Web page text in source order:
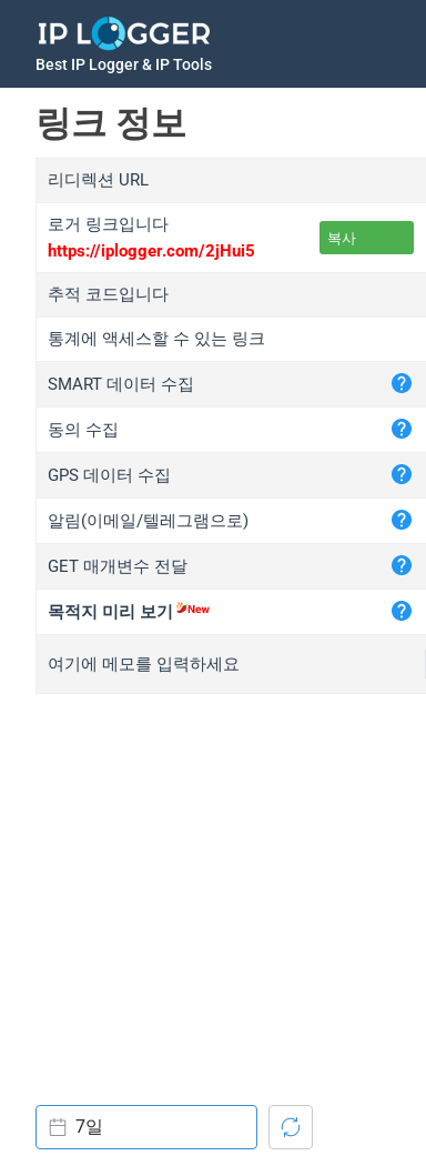
Best IP Logger & IP Tools
링크 정보
리디렉션 URL
로거 링크입니다
https://iplogger.com/2jHui5
복사
추적 코드입니다
통계에 액세스할 수 있는 링크
SMART 데이터 수집
동의 수집
GPS 데이터 수집
알림(이메일/텔레그램으로)
GET 매개변수 전달
목적지 미리 보기
여기에 메모를 입력하세요
7일